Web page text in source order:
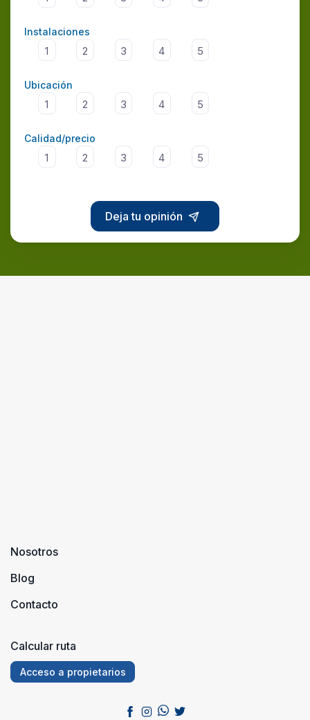
Instalaciones
1 2 3 4 5
Ubicación
1 2 3 4 5
Calidad/precio
1 2 3 4 5
Deja tu opinión
Nosotros
Blog
Contacto
Calcular ruta
Acceso a propietarios